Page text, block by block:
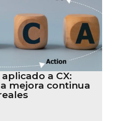
a CX:
mejora continua